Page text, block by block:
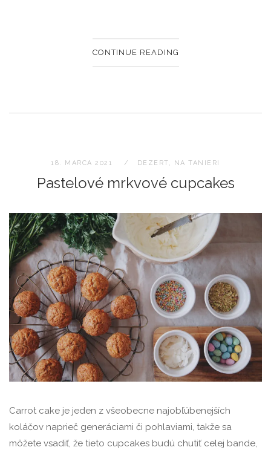
CONTINUE READING
18. MARCA 2021 DEZERT, NA TANIERI
Pastelové mrkvové cupcakes
Carrot cake je jeden z všeobecne najobľúbenejších
koláčov naprieč generáciami či pohlaviami, takže sa
môžete vsadiť, že tieto cupcakes budú chutiť celej bande,